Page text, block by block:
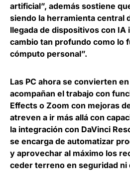
artificial”, además sostiene
siendo la herramienta central
llegada de dispositivos con IA
cambio tan profundo como lo
cómputo personal”.
Las PC ahora se convierten
acompañan el trabajo con
Effects o Zoom con mejoras
atreven a ir más allá con
la integración con DaVinci
se encarga de automatizar
y aprovechar al máximo los
ceder terreno en seguridad ni